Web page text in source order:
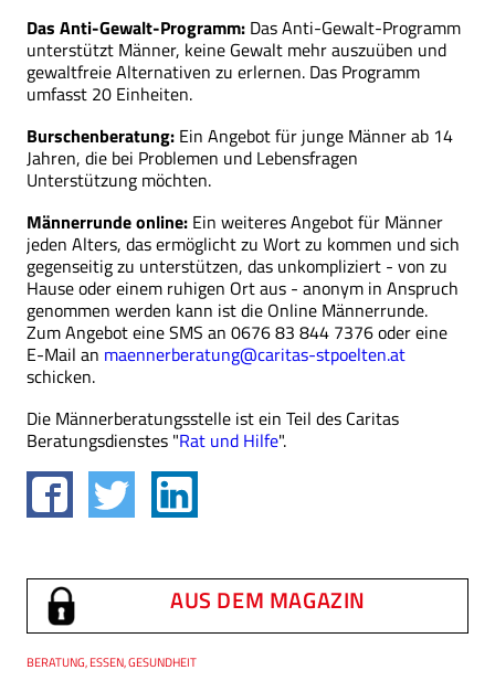
Das Anti-Gewalt-Programm: Das Anti-Gewalt-Programm
unterstützt Männer, keine Gewalt mehr auszuüben und
gewaltfreie Alternativen zu erlernen. Das Programm
umfasst 20 Einheiten.
Burschenberatung: Ein Angebot für junge Männer ab 14
Jahren, die bei Problemen und Lebensfragen
Unterstützung möchten.
Männerrunde online: Ein weiteres Angebot für Männer
jeden Alters, das ermöglicht zu Wort zu kommen und sich
gegenseitig zu unterstützen, das unkompliziert - von zu
Hause oder einem ruhigen Ort aus - anonym in Anspruch
genommen werden kann ist die Online Männerrunde.
Zum Angebot eine SMS an 0676 83 844 7376 oder eine
E-Mail an maennerberatung@caritas-stpoelten.at
schicken.
Die Männerberatungsstelle ist ein Teil des Caritas
Beratungsdienstes "Rat und Hilfe".
AUS DEM MAGAZIN
Thema
BERATUNG, ESSEN, GESUNDHEIT